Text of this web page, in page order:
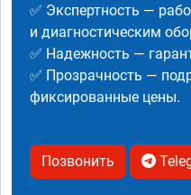
✅ Экспертность —
и диагностическим
✅ Надежность —
✅ Прозрачность —
фиксированные цены.
Позвонить